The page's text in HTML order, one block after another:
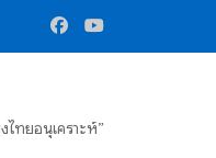
ไทยอนุเคราะห์”